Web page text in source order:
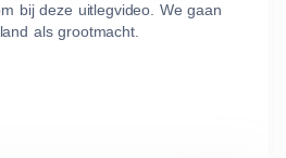
bij deze uitlegvideo. We gaan
als grootmacht.